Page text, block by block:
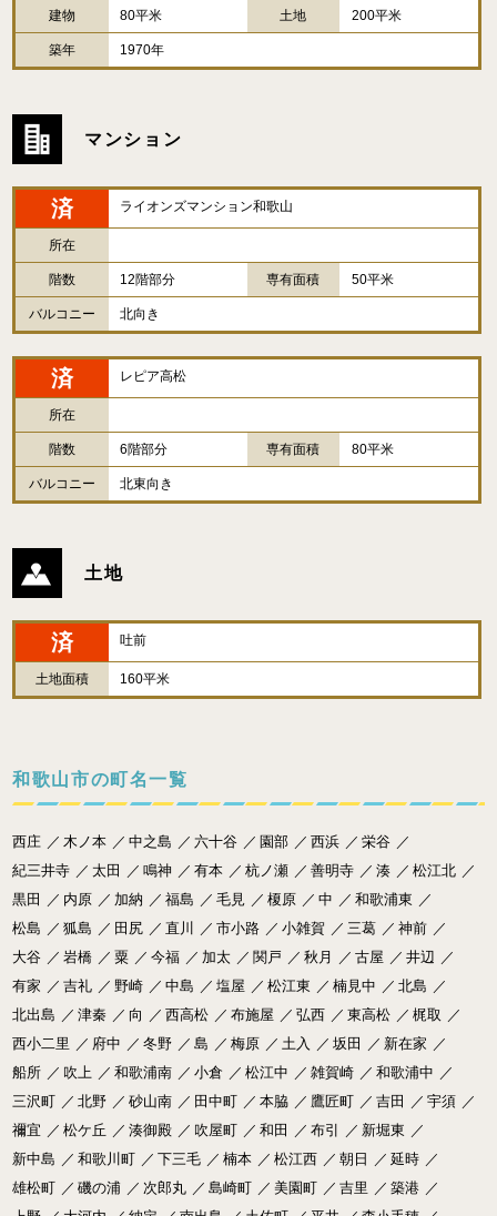
建物 80平米 土地 200平米
築年 1970年
マンション
済 ライオンズマンション和歌山
所在
階数 12階部分 専有面積 50平米
バルコニー 北向き
済 レピア高松
所在
階数 6階部分 専有面積 80平米
バルコニー 北東向き
土地
済 吐前
土地面積 160平米
和歌山市の町名一覧
西庄 ／ 木ノ本 ／ 中之島 ／ 六十谷 ／ 園部 ／ 西浜 ／ 栄谷 ／
紀三井寺 ／ 太田 ／ 鳴神 ／ 有本 ／ 杭ノ瀬 ／ 善明寺 ／ 湊 ／ 松江北 ／
黒田
／ 内原 ／ 加納 ／ 福島 ／ 毛見 ／ 榎原 ／ 中 ／ 和歌浦東 ／
松島 ／ 狐島 ／ 田尻 ／ 直川 ／ 市小路 ／ 小雑賀 ／ 三葛 ／ 神前 ／
大谷 ／ 岩橋 ／ 粟 ／ 今福 ／ 加太 ／ 関戸 ／ 秋月 ／ 古屋 ／ 井辺 ／
有家 ／ 吉礼 ／ 野崎 ／ 中島 ／ 塩屋 ／ 松江東 ／ 楠見中 ／ 北島 ／
北出島 ／ 津秦 ／ 向 ／ 西高松 ／ 布施屋 ／ 弘西 ／ 東高松 ／ 梶取 ／
西小二里 ／ 府中 ／ 冬野 ／ 島 ／ 梅原 ／ 土入 ／ 坂田 ／ 新在家 ／
船所 ／ 吹上 ／ 和歌浦南 ／ 小倉 ／ 松江中 ／ 雑賀崎 ／ 和歌浦中 ／
三沢町 ／ 北野 ／ 砂山南 ／ 田中町 ／ 本脇 ／ 鷹匠町 ／ 吉田 ／ 宇須 ／
禰宜 ／ 松ケ丘 ／ 湊御殿 ／ 吹屋町 ／ 和田 ／ 布引 ／ 新堀東 ／
新中島 ／ 和歌川町 ／ 下三毛 ／ 楠本 ／ 松江西 ／ 朝日 ／ 延時 ／
雄松町 ／ 磯の浦 ／ 次郎丸 ／ 島崎町 ／ 美園町 ／ 吉里 ／ 築港 ／